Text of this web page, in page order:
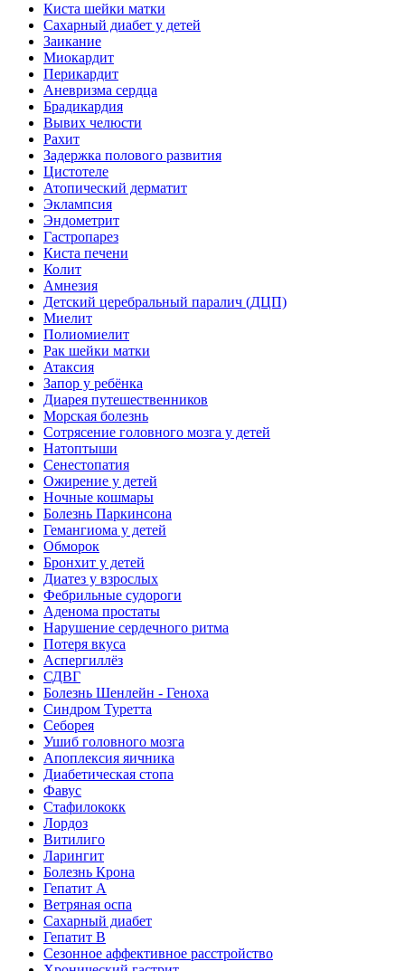
Киста шейки матки
Сахарный диабет у детей
Заикание
Миокардит
Перикардит
Аневризма сердца
Брадикардия
Вывих челюсти
Рахит
Задержка полового развития
Цистотеле
Атопический дерматит
Эклампсия
Эндометрит
Гастропарез
Киста печени
Колит
Амнезия
Детский церебральный паралич (ДЦП)
Миелит
Полиомиелит
Рак шейки матки
Атаксия
Запор у ребёнка
Диарея путешественников
Морская болезнь
Сотрясение головного мозга у детей
Натоптыши
Сенестопатия
Ожирение у детей
Ночные кошмары
Болезнь Паркинсона
Гемангиома у детей
Обморок
Бронхит у детей
Диатез у взрослых
Фебрильные судороги
Аденома простаты
Нарушение сердечного ритма
Потеря вкуса
Аспергиллёз
СДВГ
Болезнь Шенлейн - Геноха
Синдром Туретта
Себорея
Ушиб головного мозга
Апоплексия яичника
Диабетическая стопа
Фавус
Стафилококк
Лордоз
Витилиго
Ларингит
Болезнь Крона
Гепатит A
Ветряная оспа
Сахарный диабет
Гепатит B
Сезонное аффективное расстройство